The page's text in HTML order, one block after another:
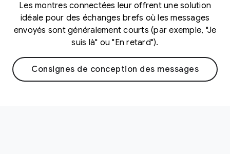
Les montres connectées leur offrent une solution
idéale pour des échanges brefs où les messages
envoyés sont généralement courts (par exemple, "Je
suis là" ou "En retard").
Consignes de conception des messages